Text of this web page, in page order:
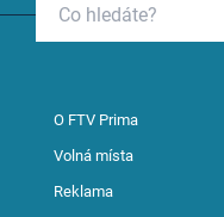
O FTV Prima
Volná místa
Reklama